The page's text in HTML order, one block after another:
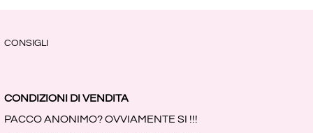
CONSIGLI
CONDIZIONI DI VENDITA
PACCO ANONIMO? OVVIAMENTE SI !!!